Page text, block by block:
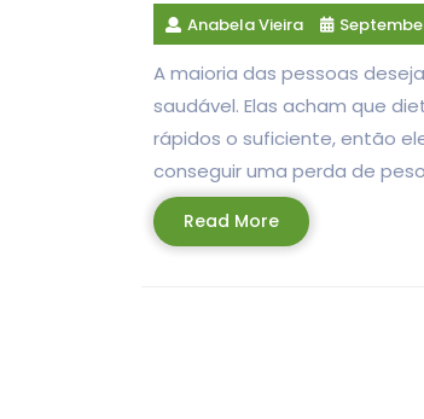
Anabela Vieira
A maioria das pessoas
saudável. Elas acham que
rápidos o suficiente, então
conseguir uma perda de
Read MoreRead
More